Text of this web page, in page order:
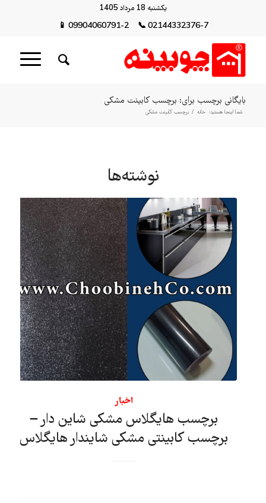
یکشنبه 18 مرداد 1405
02144332376-7
📞
09904060791-2
📱
بایگانی برچسب برای: برچسب کابینت مشکی
شما اینجا هستید: خانه / برچسب کابینت مشکی
نوشته‌ها
اخبار
برچسب هایگلاس مشکی شاین دار –
برچسب کابینتی مشکی شایندار هایگلاس